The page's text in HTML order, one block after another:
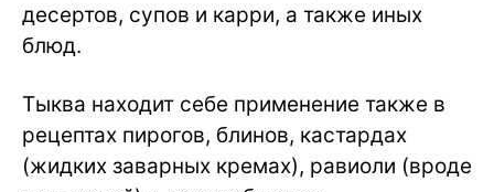
десертов, супов и карри, а также иных
блюд.
Тыква находит себе применение также в
рецептах пирогов, блинов, кастардах
(жидких заварных кремах), равиоли (вроде